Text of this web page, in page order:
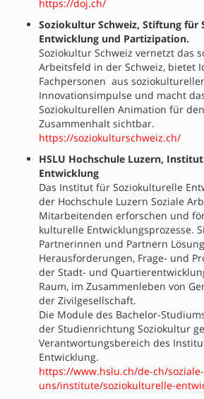
https://doj.ch/
Soziokultur Schweiz, Stiftung für
Entwicklung und Partizipation.
Soziokultur Schweiz vernetzt das
Arbeitsfeld in der Schweiz, bietet
Fachpersonen aus
Innovationsimpulse und macht
Soziokulturellen Animation für
Zusammenhalt sichtbar.
https://soziokulturschweiz.ch/
HSLU Hochschule Luzern,
Entwicklung
Das Institut für Soziokulturelle
der Hochschule Luzern Soziale
Mitarbeitenden erforschen und
kulturelle Entwicklungsprozesse.
Partnerinnen und Partnern
Herausforderungen, Frage- und
der Stadt- und
Raum, im Zusammenleben von
der Zivilgesellschaft.
Die Module des Bachelor-
der Studienrichtung Soziokultur
Verantwortungsbereich des
Entwicklung.
https://www.hslu.ch/de-ch/
uns/institute/soziokulturelle-